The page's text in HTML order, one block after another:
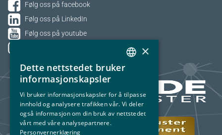
Følg oss på facebook
Følg oss på LinkedIn
Følg oss på youtube
NORWEGIAN
×
Dette nettstedet bruker
informasjonskapsler
Vi bruker informasjonskapsler for å tilpasse
innhold og analysere trafikken vår. Vi deler
også informasjon om din bruk av nettstedet
vårt med våre analysepartnere.
Personvernerklæring